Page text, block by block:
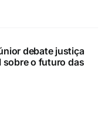
debate justiça
sobre o futuro das